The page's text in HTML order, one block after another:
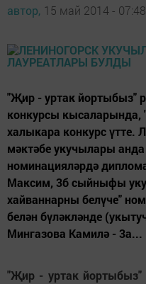
автор, 15 май 2014 - 07:48
"Җир - уртак йортыбыз"
конкурсы кысаларында,
халыкара конкурс үтте.
мәктәбе укучылары
номинацияләрдә
Максим, 3б сыйныфы
хайваннарны белүче"
белән бүләкләнде
Мингазова Камилә - 3а...
"Җир - уртак йортыбыз"